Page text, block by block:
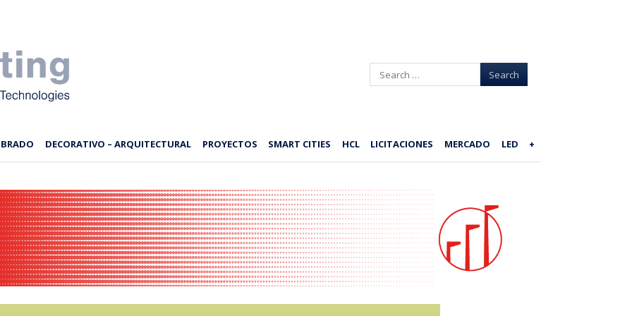
Search
DECORATIVO – ARQUITECTURAL PROYECTOS SMART CITIES HCL LICITACIONES MERCADO LED +